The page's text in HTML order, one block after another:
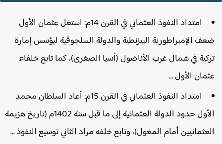
امتداد النفوذ العثماني في القرن 14م: استغل عثمان الأول
الإمبراطورية البيزنطية والدولة السلجوقية ليؤسس إمارة
في شمال غرب الأناضول (أسيا الصغرى)، كما تابع خلفاء
الأول …
امتداد النفوذ العثماني في القرن 15م: أعاد السلطان محمد
الأول حدود الدولة العثمانية إلى ما قبل سنة 1402م (تاريخ هزيمة
أمام المغول)، وتابع خلفه مراد الثاني توسيع النفوذ …